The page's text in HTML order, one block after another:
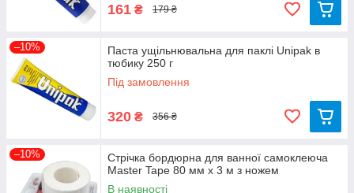
161 ₴ 179 ₴
–10%
Паста ущільнювальна для паклі Unipak в
тюбику 250 г
Під замовлення
320 ₴ 356 ₴
–10%
Стрічка бордюрна для ванної самоклеюча
Master Tape 80 мм х 3 м з ножем
В наявності